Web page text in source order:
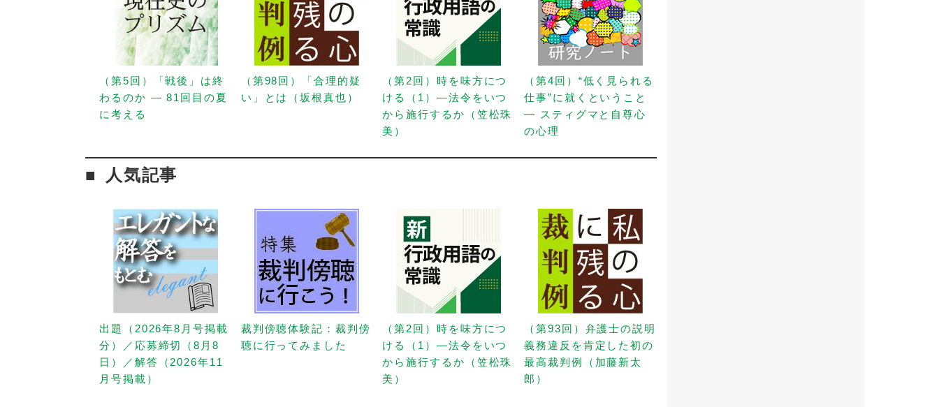
（第5回）「戦後」は終
わるのか — 81回目の夏
に考える
（第98回）「合理的疑
い」とは（坂根真也）
（第2回）時を味方につ
ける（1）—法令をいつ
から施行するか（笠松珠
美）
（第4回）“低く見られる
仕事”に就くということ
— スティグマと自尊心
の心理
人気記事
出題（2026年8月号掲載
分）／応募締切（8月8
日）／解答（2026年11
月号掲載）
裁判傍聴体験記：裁判傍
聴に行ってみました
（第2回）時を味方につ
ける（1）—法令をいつ
から施行するか（笠松珠
美）
（第93回）弁護士の説明
義務違反を肯定した初の
最高裁判例（加藤新太
郎）